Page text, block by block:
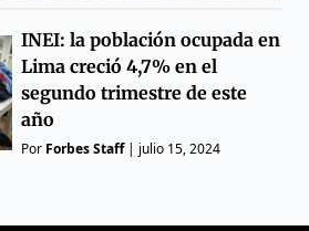
INEI: la población ocupada en
Lima creció 4,7% en el
segundo trimestre de este
año
Por Forbes Staff| julio 15, 2024